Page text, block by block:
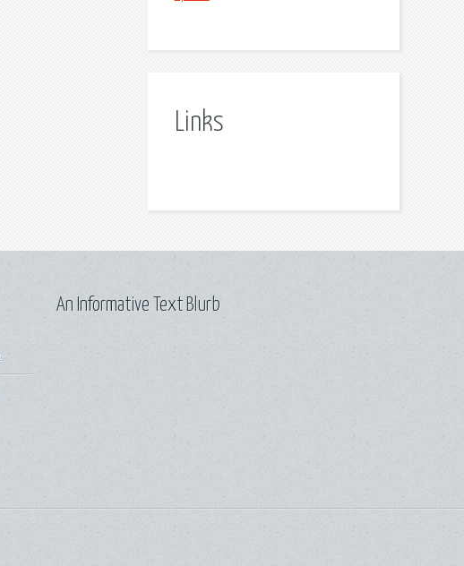
Links
An Informative Text Blurb